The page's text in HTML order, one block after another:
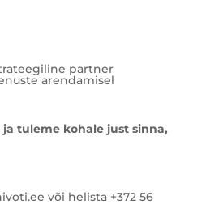
partner
arendamisel
tuleme kohale just sinna,
või helista +372 56